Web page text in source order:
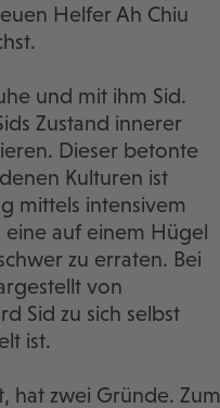
Helfer Ah Chiu
und mit ihm Sid.
Zustand innerer
Dieser betonte
Kulturen ist
mittels intensivem
eine auf einem Hügel
zu erraten. Bei
von
Sid zu sich selbst
ist.
hat zwei Gründe. Zum